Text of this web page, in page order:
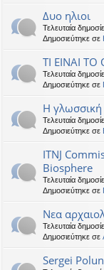
Δυο ηλιοι
Τελευταία
Δημοσιεύτηκε σε
ΤΙ ΕΙΝΑΙ ΤΟ
Τελευταία
Δημοσιεύτηκε σε
Η γλωσσική
Τελευταία
Δημοσιεύτηκε σε
ITNJ
Biosphere
Τελευταία
Δημοσιεύτηκε σε
Νεα
Τελευταία
Δημοσιεύτηκε σε
Sergei